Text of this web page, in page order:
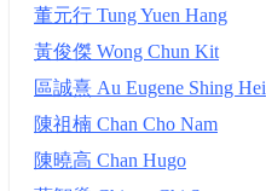
董元行 Tung Yuen Hang
黃俊傑 Wong Chun Kit
區誠熹 Au Eugene Shing Hei
陳祖楠 Chan Cho Nam
陳曉高 Chan Hugo